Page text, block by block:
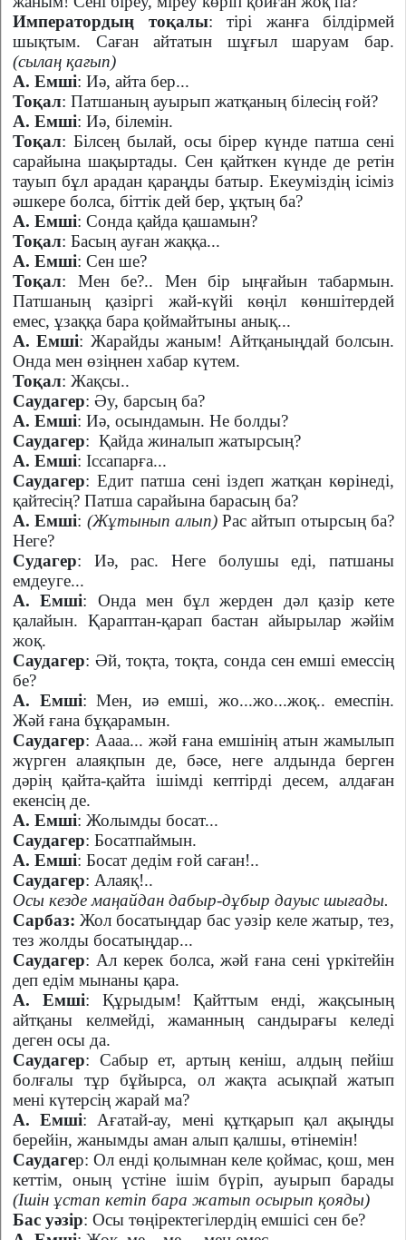
Императордың тоқалы: тірі жанға білдірмей
шықтым. Саған айтатын шұғыл шаруам бар.
(сылаң қағып)
А. Емші: Иә, айта бер...
Тоқал: Патшаның ауырып жатқаның білесің ғой?
А. Емші: Иә, білемін.
Тоқал: Білсең былай, осы бірер күнде патша сені
сарайына шақыртады. Сен қайткен күнде де ретін
тауып бұл арадан қараңды батыр. Екеуміздің ісіміз
әшкере болса, біттік дей бер, ұқтың ба?
А. Емші: Сонда қайда қашамын?
Тоқал: Басың ауған жаққа...
А. Емші: Сен ше?
Тоқал: Мен бе?.. Мен бір ыңғайын табармын.
Патшаның қазіргі жай-күйі көңіл көншітердей
емес, ұзаққа бара қоймайтыны анық...
А. Емші: Жарайды жаным! Айтқаныңдай болсын.
Онда мен өзіңнен хабар күтем.
Тоқал: Жақсы..
Саудагер: Әу, барсың ба?
А. Емші: Иә, осындамын. Не болды?
Саудагер: Қайда жиналып жатырсың?
А. Емші: Іссапарға...
Саудагер: Едит патша сені іздеп жатқан көрінеді,
қайтесің? Патша сарайына барасың ба?
А. Емші: (Жұтынып алып)Рас айтып отырсың ба?
Неге?
Судагер: Иә, рас. Неге болушы еді, патшаны
емдеуге...
А. Емші: Онда мен бұл жерден дәл қазір кете
қалайын. Қараптан-қарап бастан айырылар жәйім
жоқ.
Саудагер: Әй, тоқта, тоқта, сонда сен емші емессің
бе?
А. Емші: Мен, иә емші, жо...жо...жоқ.. емеспін.
Жәй ғана бұқарамын.
Саудагер: Аааа... жәй ғана емшінің атын жамылып
жүрген алаяқпын де, бәсе, неге алдында берген
дәрің қайта-қайта ішімді кептірді десем, алдаған
екенсің де.
А. Емші: Жолымды босат...
Саудагер: Босатпаймын.
А. Емші: Босат дедім ғой саған!..
Саудагер: Алаяқ!..
Осы кезде маңайдан дабыр-дұбыр дауыс шығады.
Сарбаз: Жол босатыңдар бас уәзір келе жатыр, тез,
тез жолды босатыңдар...
Саудагер: Ал керек болса, жәй ғана сені үркітейін
деп едім мынаны қара.
А. Емші: Құрыдым! Қайттым енді, жақсының
айтқаны келмейді, жаманның сандырағы келеді
деген осы да.
Саудагер: Сабыр ет, артың кеніш, алдың пейіш
болғалы тұр бұйырса, ол жақта асықпай жатып
мені күтерсің жарай ма?
А. Емші: Ағатай-ау, мені құтқарып қал ақыңды
берейін, жанымды аман алып қалшы, өтінемін!
Саудагер: Ол енді қолымнан келе қоймас, қош, мен
кеттім, оның үстіне ішім бүріп, ауырып барады
(Ішін ұстап кетіп бара жатып осырып қояды)
Бас уәзір: Осы төңіректегілердің емшісі сен бе?